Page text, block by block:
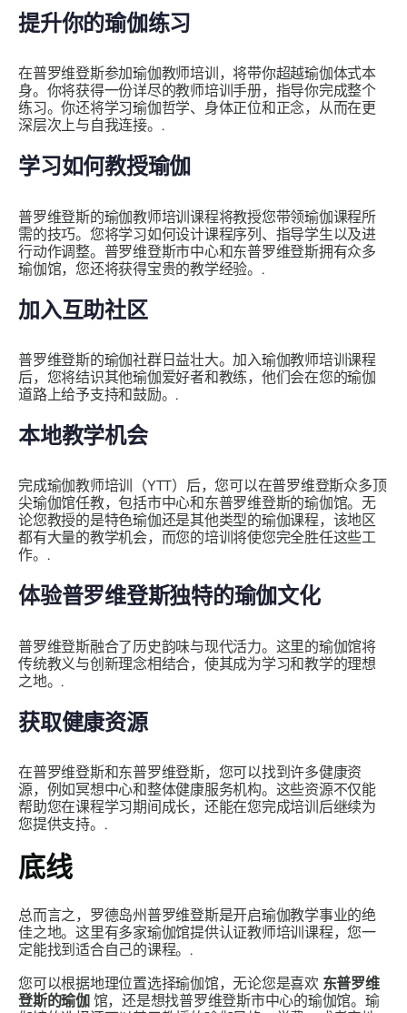
提升你的瑜伽练习
在普罗维登斯参加瑜伽教师培训，将带你超越瑜伽体式本
身。你将获得一份详尽的教师培训手册，指导你完成整个
练习。你还将学习瑜伽哲学、身体正位和正念，从而在更
深层次上与自我连接。.
学习如何教授瑜伽
普罗维登斯的瑜伽教师培训课程将教授您带领瑜伽课程所
需的技巧。您将学习如何设计课程序列、指导学生以及进
行动作调整。普罗维登斯市中心和东普罗维登斯拥有众多
瑜伽馆，您还将获得宝贵的教学经验。.
加入互助社区
普罗维登斯的瑜伽社群日益壮大。加入瑜伽教师培训课程
后，您将结识其他瑜伽爱好者和教练，他们会在您的瑜伽
道路上给予支持和鼓励。.
本地教学机会
完成瑜伽教师培训（YTT）后，您可以在普罗维登斯众多顶
尖瑜伽馆任教，包括市中心和东普罗维登斯的瑜伽馆。无
论您教授的是特色瑜伽还是其他类型的瑜伽课程，该地区
都有大量的教学机会，而您的培训将使您完全胜任这些工
作。.
体验普罗维登斯独特的瑜伽文化
普罗维登斯融合了历史韵味与现代活力。这里的瑜伽馆将
传统教义与创新理念相结合，使其成为学习和教学的理想
之地。.
获取健康资源
在普罗维登斯和东普罗维登斯，您可以找到许多健康资
源，例如冥想中心和整体健康服务机构。这些资源不仅能
帮助您在课程学习期间成长，还能在您完成培训后继续为
您提供支持。.
底线
总而言之，罗德岛州普罗维登斯是开启瑜伽教学事业的绝
佳之地。这里有多家瑜伽馆提供认证教师培训课程，您一
定能找到适合自己的课程。.
您可以根据地理位置选择瑜伽馆，无论您是喜欢 东普罗维
登斯的瑜伽 馆，还是想找普罗维登斯市中心的瑜伽馆。瑜